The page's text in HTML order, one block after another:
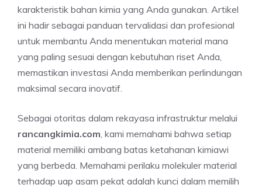
karakteristik bahan kimia yang Anda gunakan. Artikel
ini hadir sebagai panduan tervalidasi dan profesional
untuk membantu Anda menentukan material mana
yang paling sesuai dengan kebutuhan riset Anda,
memastikan investasi Anda memberikan perlindungan
maksimal secara inovatif.
Sebagai otoritas dalam rekayasa infrastruktur melalui
rancangkimia.com, kami memahami bahwa setiap
material memiliki ambang batas ketahanan kimiawi
yang berbeda. Memahami perilaku molekuler material
terhadap uap asam pekat adalah kunci dalam memilih